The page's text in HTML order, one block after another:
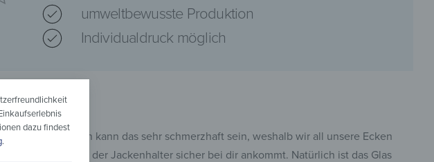
umweltbewusste Produktion
Individualdruck möglich
scharfen Kanten kann das sehr schmerzhaft sein, weshalb wir all unsere Ecken
darauf, dass der Jackenhalter sicher bei dir ankommt. Natürlich ist das Glas
dazu findest
.